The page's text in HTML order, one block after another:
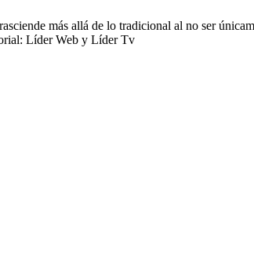
más allá de lo tradicional al no ser
Líder Web y Líder Tv